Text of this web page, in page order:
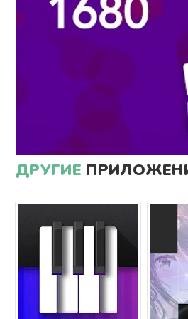
ДРУГИЕ